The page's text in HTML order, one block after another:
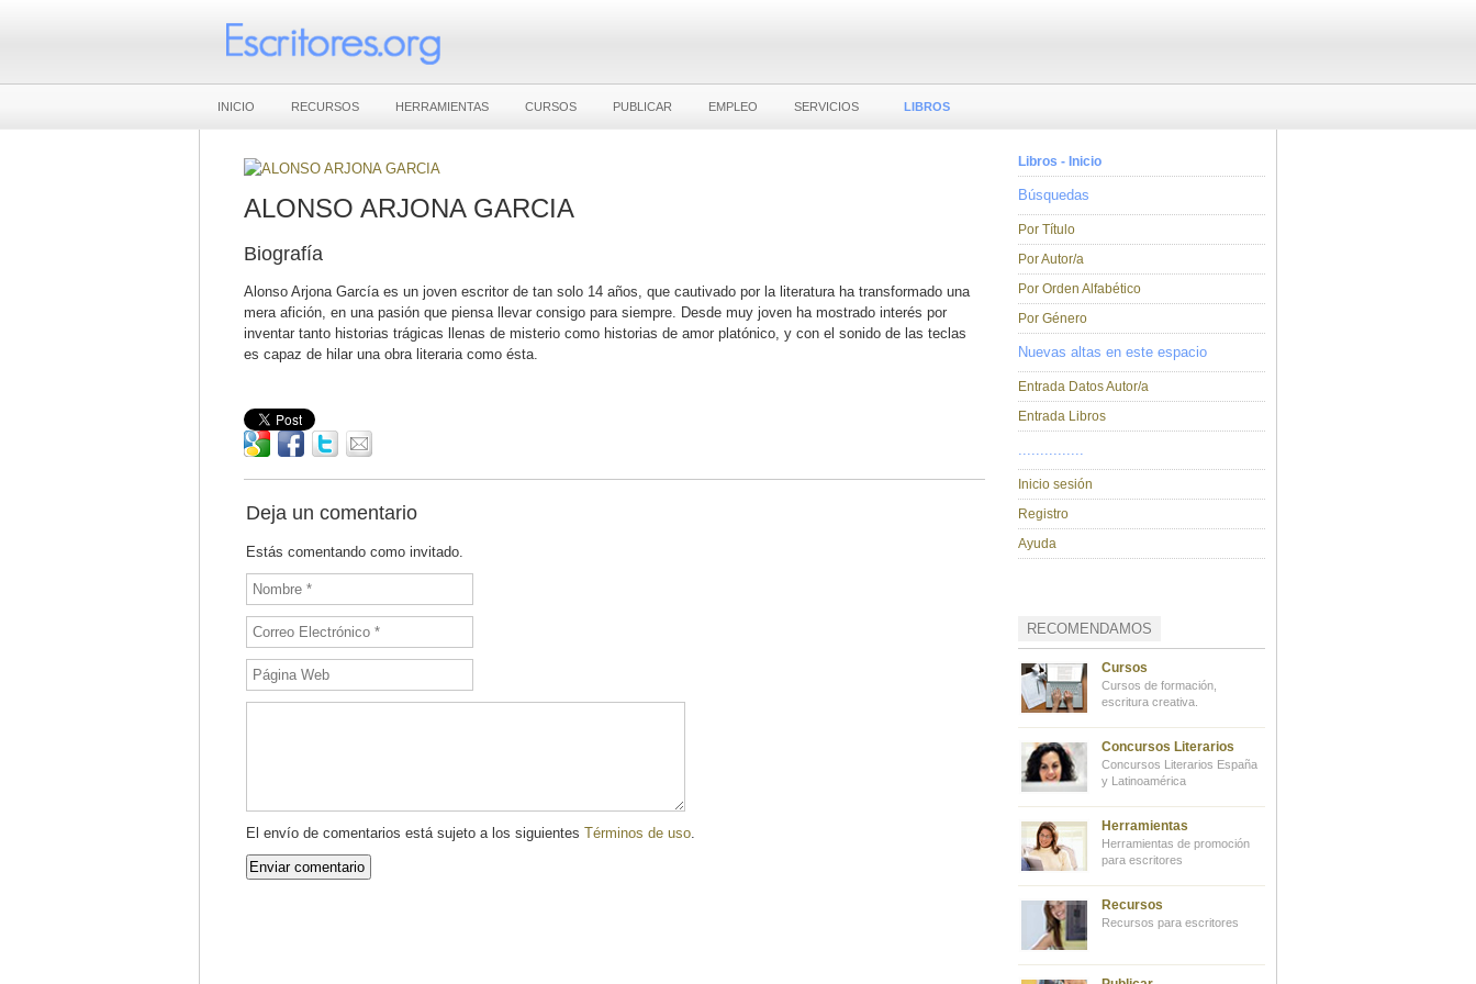
INICIO RECURSOS HERRAMIENTAS CURSOS PUBLICAR EMPLEO SERVICIOS LIBROS
ALONSO ARJONA GARCIA
Biografía
Alonso Arjona García es un joven escritor de tan solo 14 años, que cautivado por la literatura ha transformado una
mera afición, en una pasión que piensa llevar consigo para siempre. Desde muy joven ha mostrado interés por
inventar tanto historias trágicas llenas de misterio como historias de amor platónico, y con el sonido de las teclas
es capaz de hilar una obra literaria como ésta.
Deja un comentario
Estás comentando como invitado.
El envío de comentarios está sujeto a los siguientes Términos de uso.
Libros - Inicio
Búsquedas
Por Título
Por Autor/a
Por Orden Alfabético
Por Género
Nuevas altas en este espacio
Entrada Datos Autor/a
Entrada Libros
...............
Inicio sesión
Registro
Ayuda
RECOMENDAMOS
Cursos
Cursos de formación,
escritura creativa.
Concursos Literarios
Concursos Literarios España
y Latinoamérica
Herramientas
Herramientas de promoción
para escritores
Recursos
Recursos para escritores